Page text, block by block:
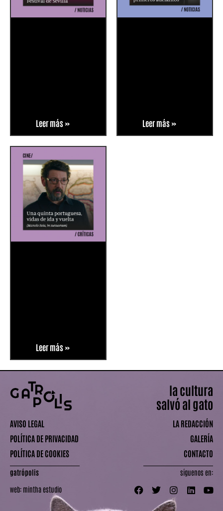
Leer más » Leer más »
Leer más »
AVISO LEGAL
POLÍTICA DE PRIVACIDAD
POLÍTICA DE COOKIES
gatrópolis
web: mintha estudio
la cultura
salvó al gato
LA REDACCIÓN
GALERÍA
CONTACTO
síguenos en: